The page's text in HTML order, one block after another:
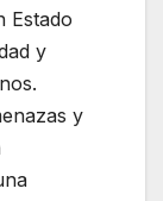
Estado
y
y